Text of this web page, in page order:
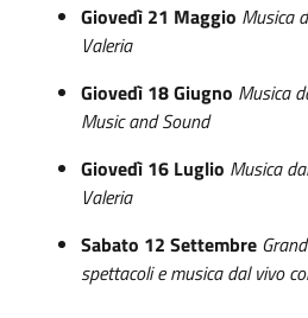
Giovedì 21 Maggio Musica
Valeria
Giovedì 18 Giugno Musica
Music and Sound
Giovedì 16 Luglio Musica
Valeria
Sabato 12 Settembre
spettacoli e musica dal vivo